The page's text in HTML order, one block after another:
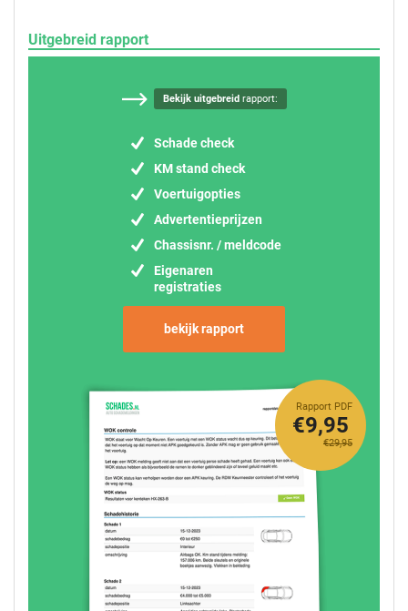
Uitgebreid rapport
Bekijk uitgebreidrapport:
Schade check
KM stand check
Voertuigopties
Advertentieprijzen
Chassisnr. / meldcode
Eigenaren
registraties
bekijk rapport
Rapport PDF
€29,95
€9,95